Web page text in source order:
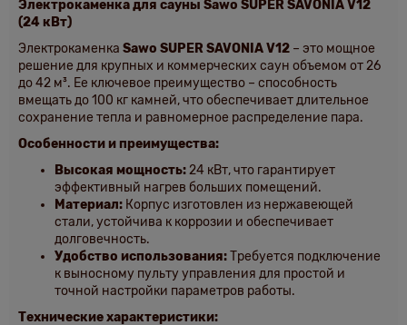
Электрокаменка для сауны Sawo SUPER SAVONIA V12
(24 кВт)
Электрокаменка Sawo SUPER SAVONIA V12 – это мощное
решение для крупных и коммерческих саун объемом от 26
до 42 м³. Ее ключевое преимущество – способность
вмещать до 100 кг камней, что обеспечивает длительное
сохранение тепла и равномерное распределение пара.
Особенности и преимущества:
Высокая мощность:24 кВт, что гарантирует
эффективный нагрев больших помещений.
Материал: Корпус изготовлен из нержавеющей
стали, устойчива к коррозии и обеспечивает
долговечность.
Удобство использования:Требуется подключение
к выносному пульту управления для простой и
точной настройки параметров работы.
Технические характеристики: